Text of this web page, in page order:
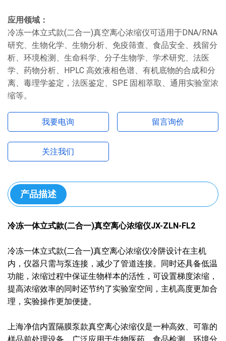
应用领域：
冷冻一体立式款(二合一)真空离心浓缩仪可适用于DNA/RNA
研究、生物化学、生物分析、免疫筛查、食品安全、残留分
析、环境检测、生命科学、分子生物学、学术研究、法医
学、药物分析、HPLC 高效液相色谱、有机底物的合成和分
离、毒理学鉴定，法医鉴定、SPE 固相萃取、通用实验室浓
缩等。
我要电询 留言询价
关注我们
产品描述
冷冻一体立式款(二合一)真空离心浓缩仪JX-ZLN-FL2
冷冻一体立式款(二合一)真空离心浓缩仪冷阱设计在主机
内，仪器只需与泵连接，减少了管道连接。同时还具备低温
功能，浓缩过程中保证生物样本的活性，可设置梯度浓缩，
提高浓缩效率的同时还节约了实验室空间，主机高度更加合
理，实验操作更加便捷。
上海净信内置隔膜泵款真空离心浓缩仪是一种高效、可靠的